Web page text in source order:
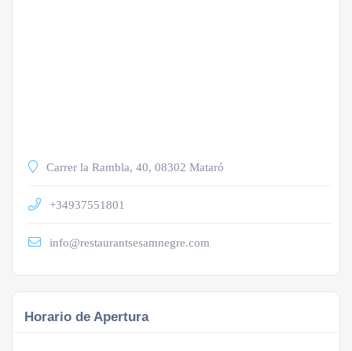
Carrer la Rambla, 40, 08302 Mataró
+34937551801
info@restaurantsesamnegre.com
Horario de Apertura